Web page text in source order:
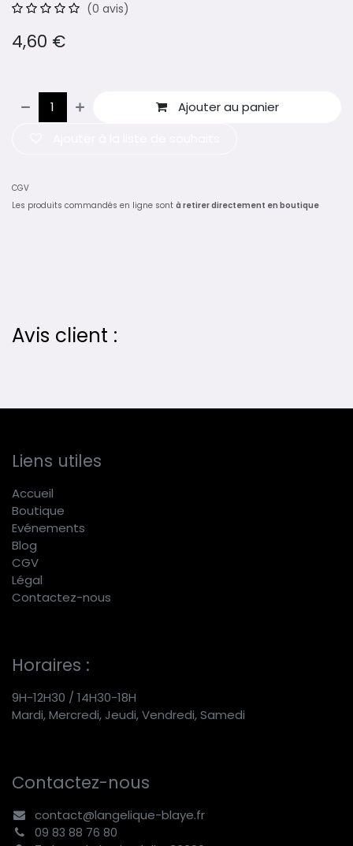
(0 avis)
4,60 €
Ajouter au panier
CGV
Les produits commandés en ligne sont à retirer directement en boutique
Avis client :
Liens utiles
Accueil
Boutique
Evénements
Blog
CGV
Légal
Contactez-nous
Horaires :
9H-12H30 / 14H30-18H
Mardi, Mercredi, Jeudi, Vendredi, Samedi
Contactez-nous
contact@langelique-blaye.fr
09 83 88 76 80